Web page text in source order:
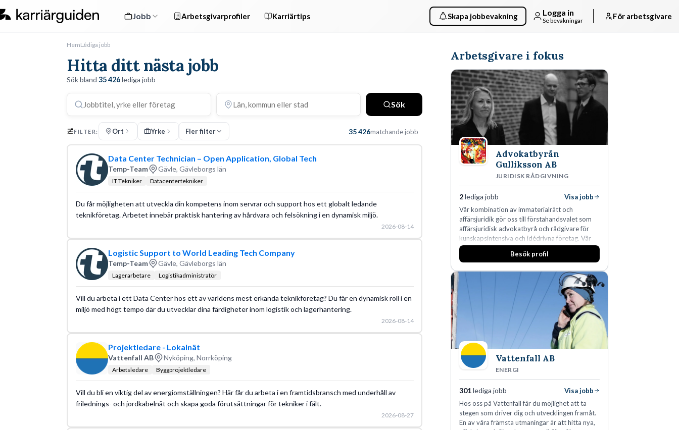
Jobb Arbetsgivarprofiler Karriärtips Skapa jobbevakning Logga in
Se bevakningar För arbetsgivare
HemLediga jobb
Hitta ditt nästa jobb
Sök bland 35 426lediga jobb
Sök
FILTER: Ort Yrke Fler filter 35 426matchande jobb
Data Center Technician – Open Application, Global Tech
Temp-Team Gävle, Gävleborgs län
IT Tekniker Datacentertekniker
Du får möjligheten att utveckla din kompetens inom servrar och support hos ett globalt ledande
teknikföretag. Arbetet innebär praktisk hantering av hårdvara och felsökning i en dynamisk miljö.
2026-08-14
Logistic Support to World Leading Tech Company
Temp-Team Gävle, Gävleborgs län
Lagerarbetare Logistikadministratör
Vill du arbeta i ett Data Center hos ett av världens mest erkända teknikföretag? Du får en dynamisk roll i en
miljö med högt tempo där du utvecklar dina färdigheter inom logistik och lagerhantering.
2026-08-14
Projektledare - Lokalnät
Vattenfall AB Nyköping, Norrköping
Arbetsledare Byggprojektledare
Vill du bli en viktig del av energiomställningen? Här får du arbeta i en framtidsbransch med underhåll av
frilednings- och jordkabelnät och skapa goda förutsättningar för tekniker i fält.
2026-08-27
Arbetsgivare i fokus
Advokatbyrån
Gulliksson AB
JURIDISK RÅDGIVNING
2lediga jobb
Visa jobb
Vår kombination av immaterialrätt och
affärsjuridik gör oss till förstahandsvalet som
affärsjuridisk advokatbyrå och rådgivare för
kunskapsintensiva och idédrivna företag. Vår
expertis inom IP-tillgångar har gett oss en
marknadsledande position. Våra klienter väljer
skydda, utveckla och kommersialisera
företagets viktigaste tillgångar.
Besök profil
Vattenfall AB
ENERGI
301lediga jobb
Visa jobb
Hos oss på Vattenfall får du möjlighet att ta
stegen som driver dig och utvecklingen framåt.
En av våra främsta utmaningar är att hitta nya,